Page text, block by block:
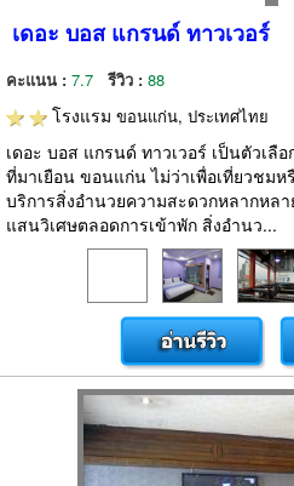
เดอะ บอส แกรนด์ ทาวเวอร์
คะแนน : 7.7 รีวิว : 88
โรงแรม ขอนแก่น, ประเทศไทย
เดอะ บอส แกรนด์ ทาวเวอร์ เป็นตัวเ
ที่มาเยือน ขอนแก่น ไม่ว่าเพื่อเที่ยวชม
บริการสิ่งอำนวยความสะดวกหลากหล
แสนวิเศษตลอดการเข้าพัก สิ่งอำนว...